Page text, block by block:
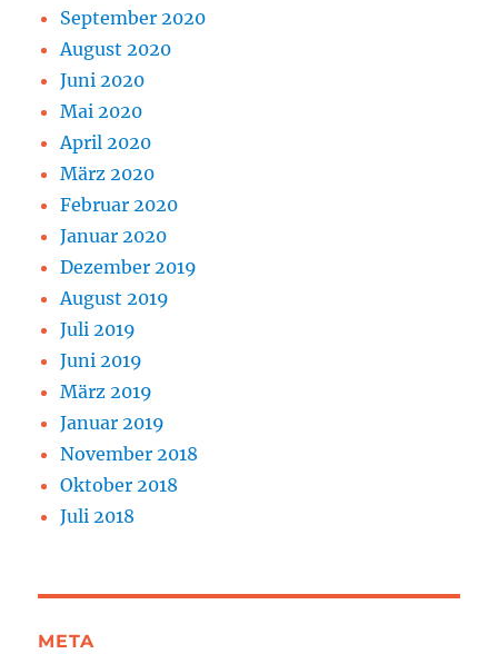
September 2020
August 2020
Juni 2020
Mai 2020
April 2020
März 2020
Februar 2020
Januar 2020
Dezember 2019
August 2019
Juli 2019
Juni 2019
März 2019
Januar 2019
November 2018
Oktober 2018
Juli 2018
META